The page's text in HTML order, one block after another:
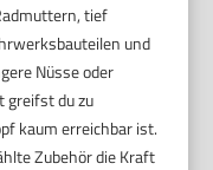
tief
und
Nüsse oder
greifst du zu
kaum erreichbar ist.
Zubehör die Kraft